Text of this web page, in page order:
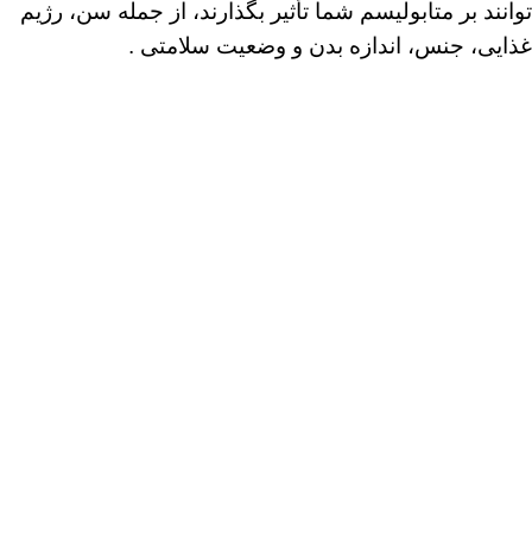
توانند بر متابولیسم شما تأثیر بگذارند، از جمله سن، رژیم
غذایی، جنس، اندازه بدن و وضعیت سلامتی .